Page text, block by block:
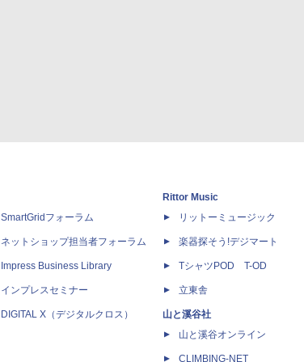
SmartGridフォーラム
ネットショップ担当者フォーラム
Impress Business Library
インプレスセミナー
DIGITAL X（デジタルクロス）
Rittor Music
リットーミュージック
楽器探そう!デジマート
TシャツPOD T-OD
立東舎
山と溪谷社
山と溪谷オンライン
CLIMBING-NET